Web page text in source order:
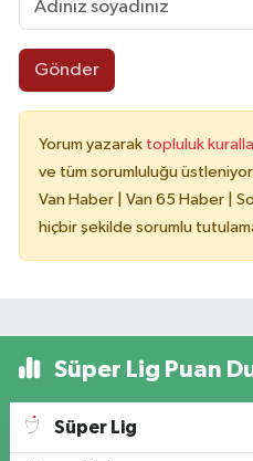
Gönder
Yorum yazarak topluluk
ve tüm sorumluluğu
Van Haber | Van 65 Haber |
hiçbir şekilde sorumlu
Süper Lig Puan
Süper Lig